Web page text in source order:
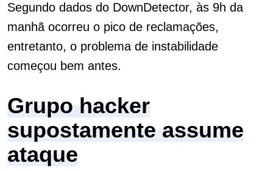
Segundo dados do DownDetector, às 9h da
manhã ocorreu o pico de reclamações,
entretanto, o problema de instabilidade
começou bem antes.
Grupo hacker
supostamente assume
ataque